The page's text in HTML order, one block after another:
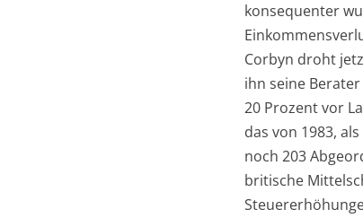
konsequenter
Corbyn droht
ihn seine
20 Prozent vor
das von 1983,
noch 203
britische